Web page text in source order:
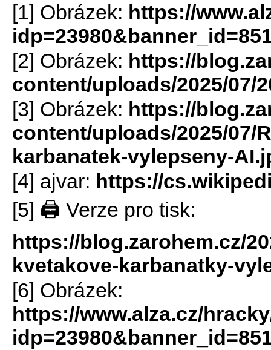
[1] Obrázek: https://
[2] Obrázek: https://
content/uploads/2025/07/
[3] Obrázek: https://
content/uploads/2025/07/
karbanatek-vylepseny-
[4] ajvar: https://
[5] 🖨 Verze pro tisk:
https://blog.zarohem.cz/
kvetakove-karbanatky-
[6] Obrázek:
https://www.alza.cz/